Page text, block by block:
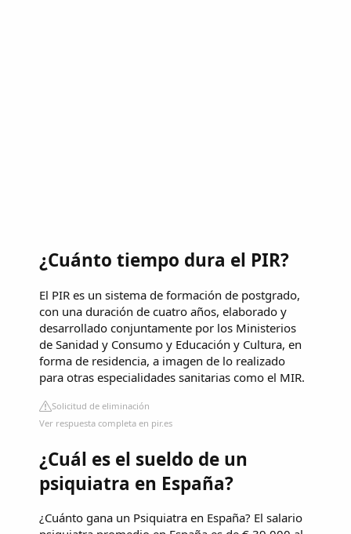
¿Cuánto tiempo dura el PIR?
El PIR es un sistema de formación de postgrado,
con una duración de cuatro años, elaborado y
desarrollado conjuntamente por los Ministerios
de Sanidad y Consumo y Educación y Cultura, en
forma de residencia, a imagen de lo realizado
para otras especialidades sanitarias como el MIR.
Solicitud de eliminación
Ver respuesta completa en pir.es
¿Cuál es el sueldo de un
psiquiatra en España?
¿Cuánto gana un Psiquiatra en España? El salario